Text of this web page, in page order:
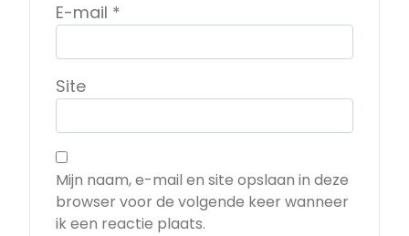
E-mail *
Site
Mijn naam, e-mail en site opslaan in deze
browser voor de volgende keer wanneer
ik een reactie plaats.